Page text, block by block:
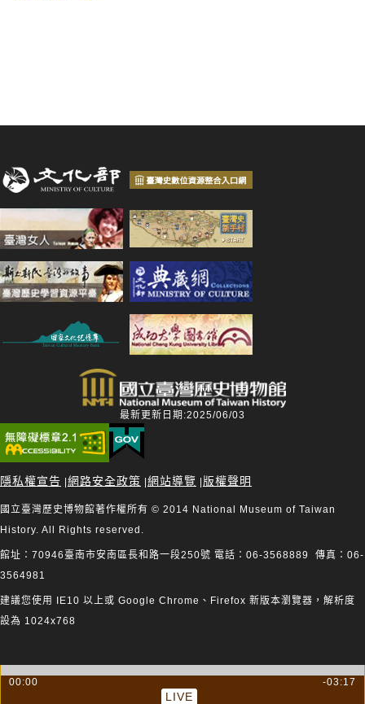
最新更新日期:2025/06/03
隱私權宣告 網路安全政策 網站導覽 版權聲明
國立臺灣歷史博物館著作權所有 © 2014 National Museum of Taiwan
History. All Rights reserved.
館址：70946臺南市安南區長和路一段250號 電話：06-3568889 傳真：06-
3564981
建議您使用 IE10 以上或 Google Chrome、Firefox 新版本瀏覽器，解析度
設為 1024x768
00:00 -03:17
LIVE